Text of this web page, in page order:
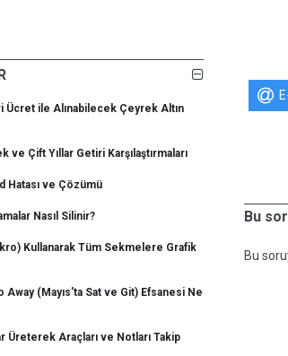
Ücret ile Alınabilecek Çeyrek Altın
ve Çift Yıllar Getiri Karşılaştırmaları
Hatası ve Çözümü
Nasıl Silinir?
Kullanarak Tüm Sekmelere Grafik
Away (Mayıs'ta Sat ve Git) Efsanesi Ne
Üreterek Araçları ve Notları Takip
Bu
Bu